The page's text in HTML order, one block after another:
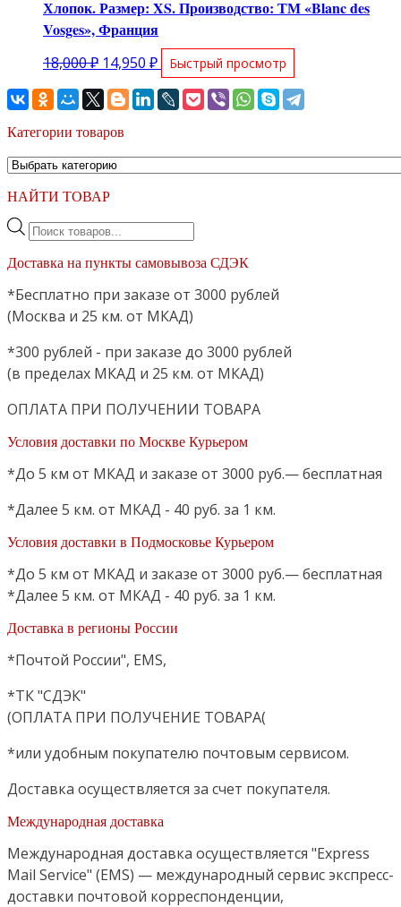
Хлопок. Размер: XS. Производство: ТМ «Blanc des
Vosges», Франция
18,000₽ Первоначальная
составляла
18,000 ₽.
14,950 ₽Текущая
цена:
14,950 ₽.
Быстрый просмотр
Категории товаров
НАЙТИ ТОВАР
Поиск
Доставка на пункты самовывоза СДЭК
*Бесплатно при заказе от 3000 рублей
(Москва и 25 км. от МКАД)
*300 рублей - при заказе до 3000 рублей
(в пределах МКАД и 25 км. от МКАД)
ОПЛАТА ПРИ ПОЛУЧЕНИИ ТОВАРА
Условия доставки по Москве Курьером
*До 5 км от МКАД и заказе от 3000 руб.— бесплатная
*Далее 5 км. от МКАД - 40 руб. за 1 км.
Условия доставки в Подмосковье Курьером
*До 5 км от МКАД и заказе от 3000 руб.— бесплатная
*Далее 5 км. от МКАД - 40 руб. за 1 км.
Доставка в регионы России
*Почтой России", EMS,
*ТК "СДЭК"
(ОПЛАТА ПРИ ПОЛУЧЕНИЕ ТОВАРА(
*или удобным покупателю почтовым сервисом.
Доставка осуществляется за счет покупателя.
Международная доставка
Международная доставка осуществляется "Express
Mail Service" (EMS) — международный сервис экспресс-
доставки почтовой корреспонденции,